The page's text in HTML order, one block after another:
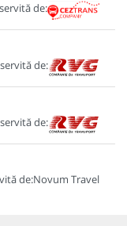
de:
de:
de:
de:Novum Travel